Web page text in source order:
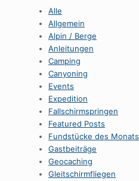
Alle
Allgemein
Alpin / Berge
Anleitungen
Camping
Canyoning
Events
Expedition
Fallschirmspringen
Featured Posts
Fundstücke des Monats
Gastbeiträge
Geocaching
Gleitschirmfliegen